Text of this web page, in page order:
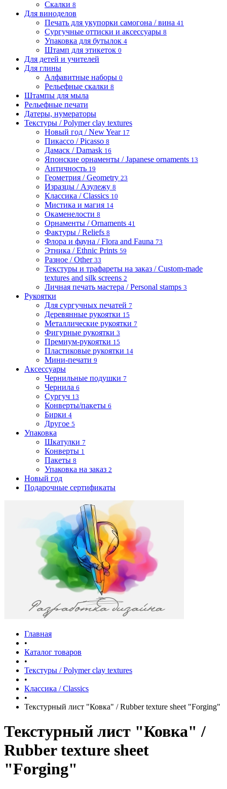
Скалки 8
Для виноделов
Печать для укупорки самогона / вина 41
Сургучные оттиски и аксессуары 8
Упаковка для бутылок 4
Штамп для этикеток 0
Для детей и учителей
Для глины
Алфавитные наборы 0
Рельефные скалки 8
Штампы для мыла
Рельефные печати
Датеры, нумераторы
Текстуры / Polymer clay textures
Новый год / New Year 17
Пикассо / Picasso 8
Дамаск / Damask 16
Японские орнаменты / Japanese ornaments 13
Античность 19
Геометрия / Geometry 23
Изразцы / Азулежу 8
Классика / Classics 10
Мистика и магия 14
Окаменелости 8
Орнаменты / Ornaments 41
Фактуры / Reliefs 8
Флора и фауна / Flora and Fauna 73
Этника / Ethnic Prints 59
Разное / Other 33
Текстуры и трафареты на заказ / Custom-made
textures and silk screens 2
Личная печать мастера / Personal stamps 3
Рукоятки
Для сургучных печатей 7
Деревянные рукоятки 15
Металлические рукоятки 7
Фигурные рукоятки 3
Премиум-рукоятки 15
Пластиковые рукоятки 14
Мини-печати 9
Аксессуары
Чернильные подушки 7
Чернила 6
Сургуч 13
Конверты/пакеты 6
Бирки 4
Другое 5
Упаковка
Шкатулки 7
Конверты 1
Пакеты 8
Упаковка на заказ 2
Новый год
Подарочные сертификаты
Главная
•
Каталог товаров
•
Текстуры / Polymer clay textures
•
Классика / Classics
•
Текстурный лист "Ковка" / Rubber texture sheet "Forging"
Текстурный лист "Ковка" /
Rubber texture sheet
"Forging"